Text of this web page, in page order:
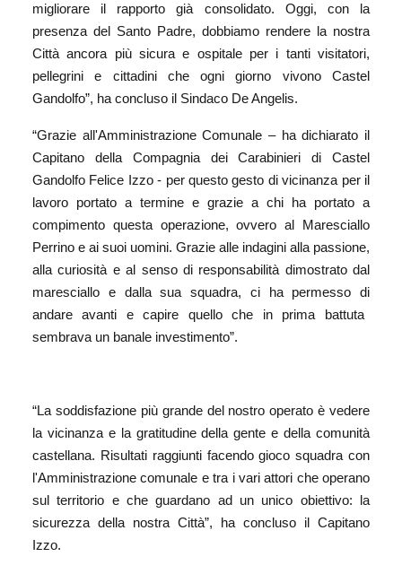
migliorare il
rapportogià consolidato. Oggi, con la
presenza del Santo Padre, dobbiamo rendere la nostra
Cittàancora piùsicura e ospitale per i tanti visitatori,
pellegrini e cittadini che ogni giorno vivono Castel
Gandolfo”, ha concluso il Sindaco De Angelis.
“Grazie all'AmministrazioneComunale – ha dichiarato il
Capitano della Compagnia dei Carabinieri di Castel
Gandolfo Felice Izzo - per questo gesto di vicinanza per il
lavoro portato a termine e grazie a chi ha portato a
compimento questa operazione, ovvero al Maresciallo
Perrino e ai suoi uomini. Grazie alle indagini alla passione,
allacuriosità eal senso di responsabilità dimostrato dal
maresciallo e dalla sua squadra, ci ha permesso di
andare avanti e capire quello che in prima battuta
sembrava un banale investimento”.
“La soddisfazione più grande del nostro operato è vedere
la vicinanza e la gratitudine della gente e della comunità
castellana. Risultati raggiunti facendo gioco squadra con
l'Amministrazione comunale e tra i vari attori che operano
sul territorio e che guardano ad un unico obiettivo: la
sicurezza della nostra Città”, ha concluso il Capitano
Izzo.